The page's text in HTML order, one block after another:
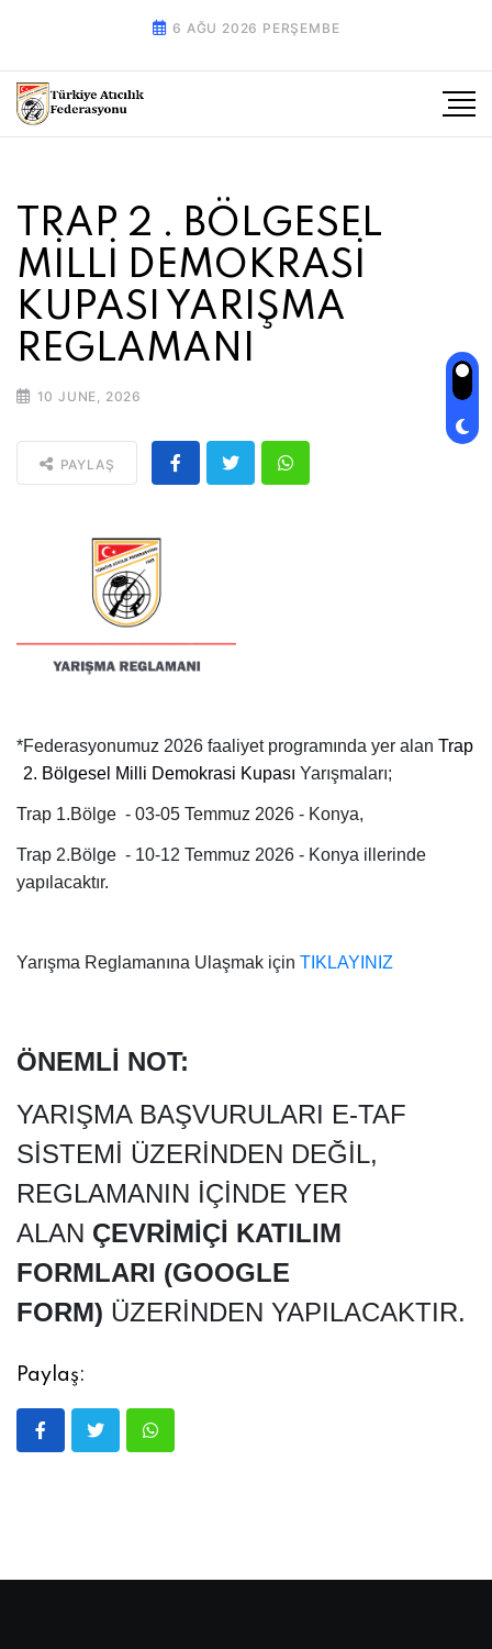
6 AĞU 2026 PERŞEMBE
TRAP 2 . BÖLGESEL
MİLLİ DEMOKRASİ
KUPASI YARIŞMA
REGLAMANI
10 JUNE, 2026
PAYLAŞ
*Federasyonumuz 2026 faaliyet programında yer alan Trap
2. Bölgesel Milli Demokrasi Kupası Yarışmaları;
Trap 1.Bölge - 03-05 Temmuz 2026 - Konya,
Trap 2.Bölge - 10-12 Temmuz 2026 - Konya illerinde
yapılacaktır.
Yarışma Reglamanına Ulaşmak için TIKLAYINIZ
ÖNEMLİ NOT:
YARIŞMA BAŞVURULARI E-TAF
SİSTEMİ ÜZERİNDEN DEĞİL,
REGLAMANIN İÇİNDE YER
ALAN ÇEVRİMİÇİ KATILIM
FORMLARI (GOOGLE
FORM) ÜZERİNDEN YAPILACAKTIR.
Paylaş: